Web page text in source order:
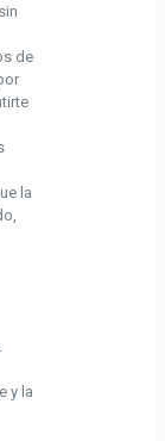
de
la
y la